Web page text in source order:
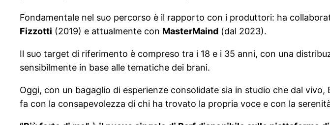
Fondamentale nel suo percorso è il rapporto con i produttori: ha
Fizzotti (2019) e attualmente con MasterMaind (dal 2023).
Il suo target di riferimento è compreso tra i 18 e i 35 anni, con una
sensibilmente in base alle tematiche dei brani.
Oggi, con un bagaglio di esperienze consolidate sia in studio che dal
fa con la consapevolezza di chi ha trovato la propria voce e con la